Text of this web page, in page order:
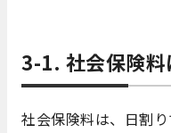
3-1. 社会保険料
社会保険料は、日割り